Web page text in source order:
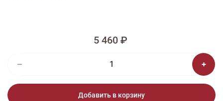
5 460 ₽
Добавить в корзину